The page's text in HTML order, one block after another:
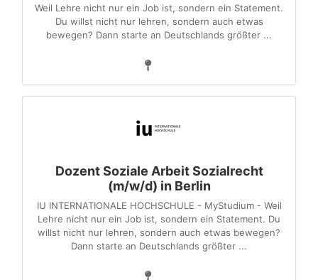
Weil Lehre nicht nur ein Job ist, sondern ein Statement.
Du willst nicht nur lehren, sondern auch etwas
bewegen? Dann starte an Deutschlands größter ...
Dozent Soziale Arbeit Sozialrecht
(m/w/d) in Berlin
IU INTERNATIONALE HOCHSCHULE - MyStudium - Weil
Lehre nicht nur ein Job ist, sondern ein Statement. Du
willst nicht nur lehren, sondern auch etwas bewegen?
Dann starte an Deutschlands größter ...